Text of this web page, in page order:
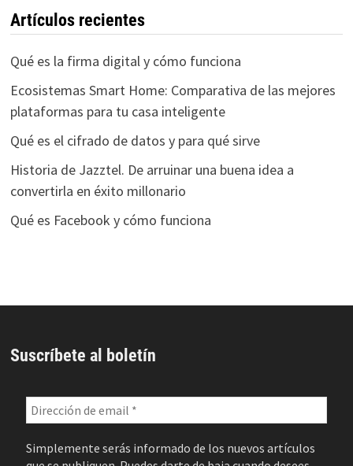
Artículos recientes
Qué es la firma digital y cómo funciona
Ecosistemas Smart Home: Comparativa de las mejores
plataformas para tu casa inteligente
Qué es el cifrado de datos y para qué sirve
Historia de Jazztel. De arruinar una buena idea a
convertirla en éxito millonario
Qué es Facebook y cómo funciona
Suscríbete al boletín
Simplemente serás informado de los nuevos artículos